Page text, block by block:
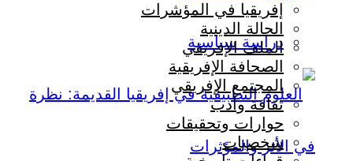
دراسة سياسية
إفريقيا في المؤشرات
الحالة الدينية
الملف الإفريقي
الصحافة الإفريقية
المجتمع الإفريقي
ثقافة وأدب
حوارات وتحقيقات
شخصيات